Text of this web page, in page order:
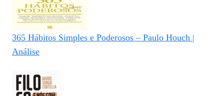
365 Hábitos Simples e Poderosos – Paulo Houch |
Análise